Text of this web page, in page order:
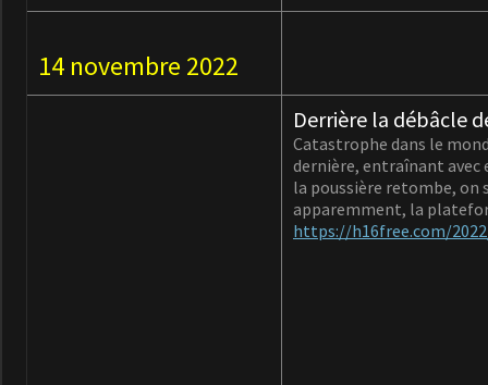
14 novembre 2022
Derrière la débâcle
Catastrophe dans le
dernière, entraînant avec
la poussière retombe, on
apparemment, la
https://h16free.com/